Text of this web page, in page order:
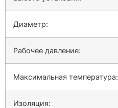
Диаметр:
Рабочее давление:
Максимальная температура:
Изоляция: